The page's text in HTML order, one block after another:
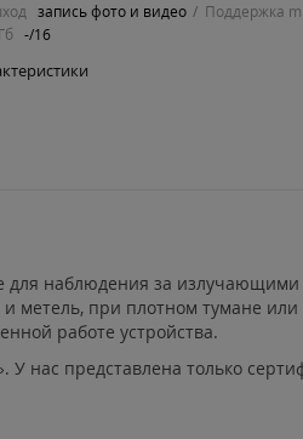
запись фото и видео
Поддержка
-/16
для наблюдения за
метель, при плотном тумане
работе устройства.
У нас представлена только